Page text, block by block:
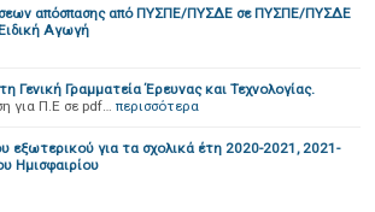
απόσπασης από ΠΥΣΠΕ/ΠΥΣΔΕ σε ΠΥΣΠΕ/ΠΥΣΔΕ
Αγωγή
Γραμματεία Έρευνας και Τεχνολογίας.
για Π.Ε σε pdf… περισσότερα
εξωτερικού για τα σχολικά έτη 2020-2021, 2021-
Ημισφαιρίου